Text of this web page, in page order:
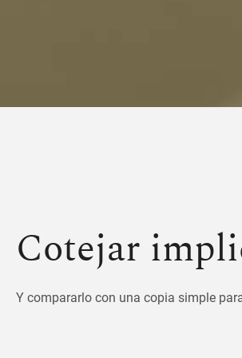
Cotejar
Y compararlo con una copia simple